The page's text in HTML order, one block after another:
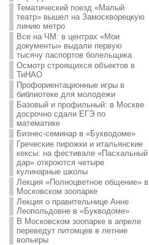
Тематический поезд «Малый
театр» вышел на Замоскворецкую
линию метро
Все на ЧМ: в центрах «Мои
документы» выдали первую
тысячу паспортов болельщика
Осмотр строящихся объектов в
ТиНАО
Профориентационные игры в
библиотеке для молодежи
Базовый и профильный: в Москве
досрочно сдали ЕГЭ по
математике
Бизнес-семинар в «Букводоме»
Греческие пирожки и итальянские
кексы: на фестивале «Пасхальный
дар» откроются четыре
кулинарные школы
Лекция «Полноцветное общение» в
Московском зоопарке
Лекция о правительнице Анне
Леопольдовне в «Букводоме»
В Московском зоопарке в апреле
переведут питомцев в летние
вольеры